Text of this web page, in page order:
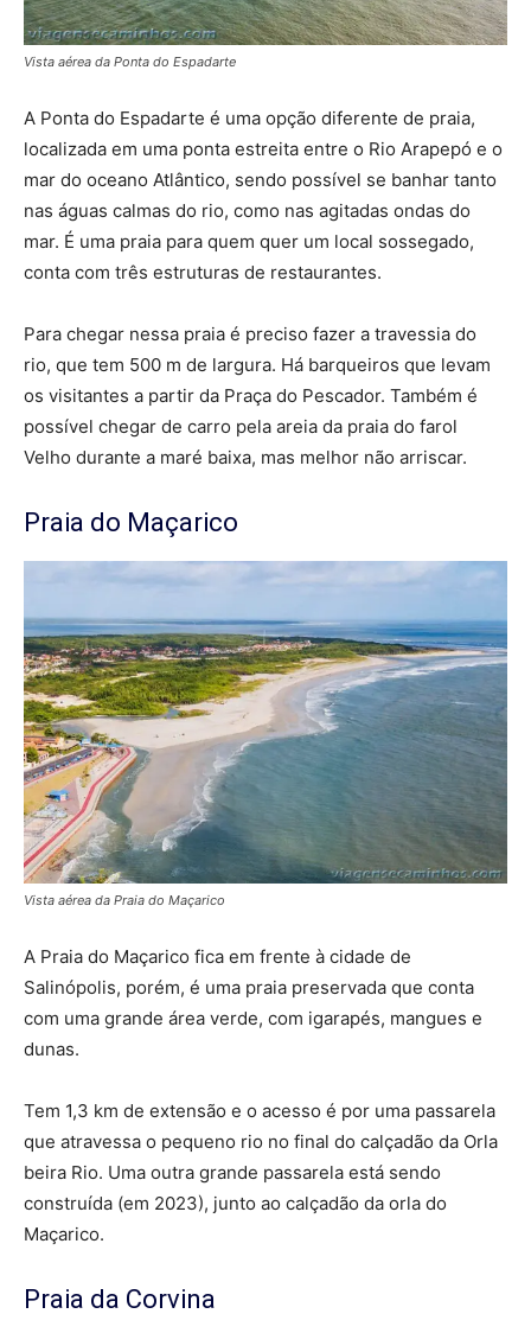
Vista aérea da Ponta do Espadarte
A Ponta do Espadarte é uma opção diferente de praia,
localizada em uma ponta estreita entre o Rio Arapepó e o
mar do oceano Atlântico, sendo possível se banhar tanto
nas águas calmas do rio, como nas agitadas ondas do
mar. É uma praia para quem quer um local sossegado,
conta com três estruturas de restaurantes.
Para chegar nessa praia é preciso fazer a travessia do
rio, que tem 500 m de largura. Há barqueiros que levam
os visitantes a partir da Praça do Pescador. Também é
possível chegar de carro pela areia da praia do farol
Velho durante a maré baixa, mas melhor não arriscar.
Praia do Maçarico
Vista aérea da Praia do Maçarico
A Praia do Maçarico fica em frente à cidade de
Salinópolis, porém, é uma praia preservada que conta
com uma grande área verde, com igarapés, mangues e
dunas.
Tem 1,3 km de extensão e o acesso é por uma passarela
que atravessa o pequeno rio no final do calçadão da Orla
beira Rio. Uma outra grande passarela está sendo
construída (em 2023), junto ao calçadão da orla do
Maçarico.
Praia da Corvina